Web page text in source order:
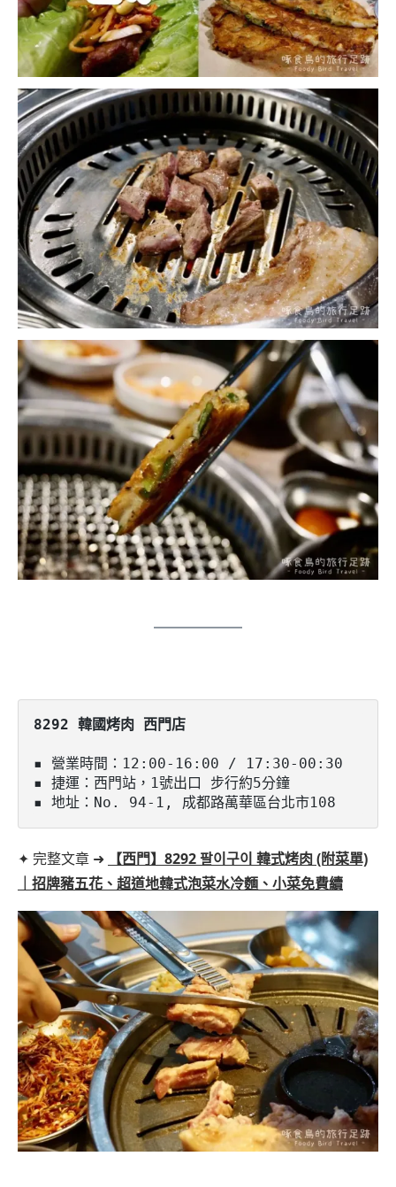
8292 韓國烤肉 西門店
▪️ 營業時間：12:00-16:00 / 17:30-00:30
▪️ 捷運：西門站，1號出口 步行約5分鐘
▪️ 地址：No. 94-1, 成都路萬華區台北市108
✦ 完整文章 ➜
【西門】8292 팔이구이 韓式烤肉 (附菜單)
｜招牌豬五花、超道地韓式泡菜水冷麵、小菜免費續